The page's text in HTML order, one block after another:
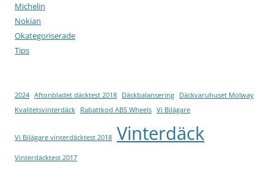
Michelin
Nokian
Okategoriserade
Tips
2024 Aftonbladet däcktest 2018 Däckbalansering
Däckvaruhuset Molway
Kvalitetsvinterdäck
Rabattkod ABS Wheels Vi Bilägare
Vi Bilägare vinterdäcktest 2018 Vinterdäck
Vinterdäcktest 2017